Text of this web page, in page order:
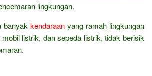
lingkungan.
banyak kendaraan yang ramah lingkungan
listrik, dan sepeda listrik, tidak berisik